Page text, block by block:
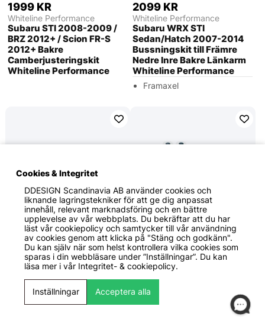
1999 KR
Whiteline Performance
Subaru STI 2008-2009 /
BRZ 2012+ / Scion FR-S
2012+ Bakre
Camberjusteringskit
Whiteline Performance
2099 KR
Whiteline Performance
Subaru WRX STI
Sedan/Hatch 2007-2014
Bussningskit till Främre
Nedre Inre Bakre Länkarm
Whiteline Performance
Framaxel
829 KR
Whiteline Performance
Subaru WRX Hatch 2008+
/ STI 2008-2009 Positive
Whiteline Performance
929 KR
Whiteline Performance
Subaru Impreza / WRX /
STI 2008+ Positive Power-
Whiteline Performance
Cookies & Integritet
DDESIGN Scandinavia ABanvänder cookies och
liknande lagringstekniker för att ge dig anpassat
innehåll, relevant marknadsföring och en bättre
upplevelse av vår webbplats. Du bekräftar att du har
läst vår cookiepolicy och samtycker till vår användning
av cookies genom att klicka på "Stäng och godkänn".
Du kan själv när som helst kontrollera vilka cookies som
sparas i din webbläsare under ”Inställningar”. Du kan
läsa mer i vår Integritet- & cookiepolicy.
Inställningar Acceptera alla